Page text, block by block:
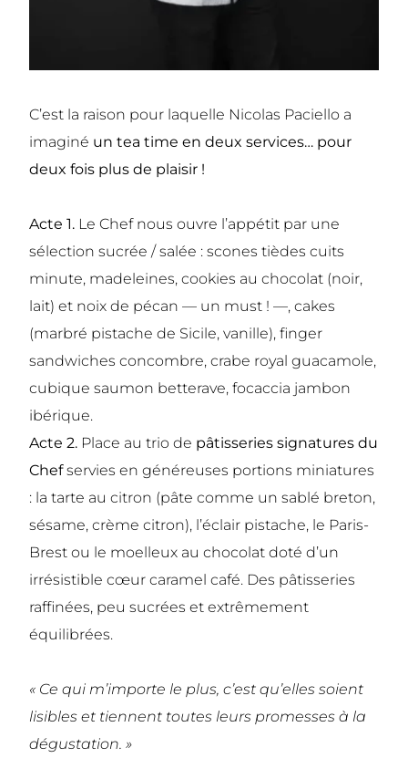
C’est la raison pour laquelle Nicolas Paciello a
imaginé un tea time en deux services… pour
deux fois plus de plaisir !
Acte 1. Le Chef nous ouvre l’appétit par une
sélection sucrée / salée : scones tièdes cuits
minute, madeleines, cookies au chocolat (noir,
lait) et noix de pécan — un must ! —, cakes
(marbré pistache de Sicile, vanille), finger
sandwiches concombre, crabe royal guacamole,
cubique saumon betterave, focaccia jambon
ibérique.
Acte 2. Place au trio de pâtisseries signatures du
Chefservies en généreuses portions miniatures
: la tarte au citron (pâte comme un sablé breton,
sésame, crème citron), l’éclair pistache, le Paris-
Brest ou le moelleux au chocolat doté d’un
irrésistible cœur caramel café. Des pâtisseries
raffinées, peu sucrées et extrêmement
équilibrées.
« Ce qui m’importe le plus, c’est qu’elles soient
lisibles et tiennent toutes leurs promesses à la
dégustation. »